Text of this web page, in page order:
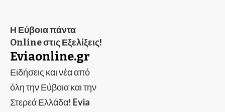
Η Εύβοια πάντα
Online στις Εξελίξεις!
Eviaonline.gr
Ειδήσεις και νέα από
όλη την Εύβοια και την
Στερεά Ελλάδα! Evia